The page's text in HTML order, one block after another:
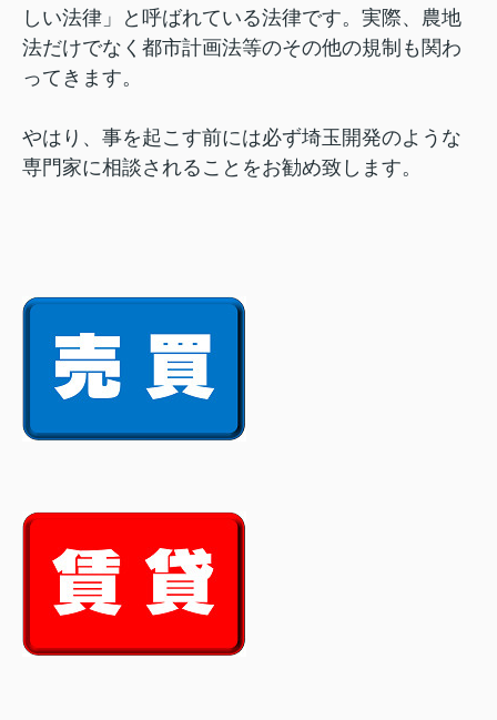
しい法律」と呼ばれている法律です。実際、農地
法だけでなく都市計画法等のその他の規制も関わ
ってきます。
やはり、事を起こす前には必ず埼玉開発のような
専門家に相談されることをお勧め致します。